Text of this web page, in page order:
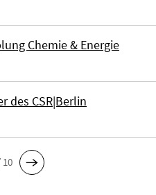
Chemie & Energie
des CSR|Berlin
10